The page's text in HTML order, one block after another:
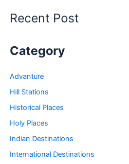
Banaras
Places
Recent Post
Category
Advanture
Hill Stations
Historical Places
Holy Places
Indian Destinations
International Destinations